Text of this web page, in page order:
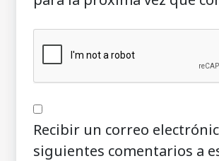
Recibir un correo
siguientes comentarios a